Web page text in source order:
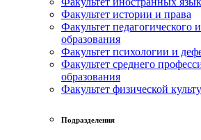
Факультет истории и права
Факультет педагогического
образования
Факультет психологии и
Факультет среднего
образования
Факультет физической
Подразделения